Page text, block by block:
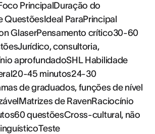
PrincipalDuração do
QuestõesIdeal ParaPrincipal
GlaserPensamento crítico30-60
consultoria,
aprofundadoSHL Habilidade
45 minutos24-30
de graduados, funções de nível
de RavenRaciocínio
questõesCross-cultural, não